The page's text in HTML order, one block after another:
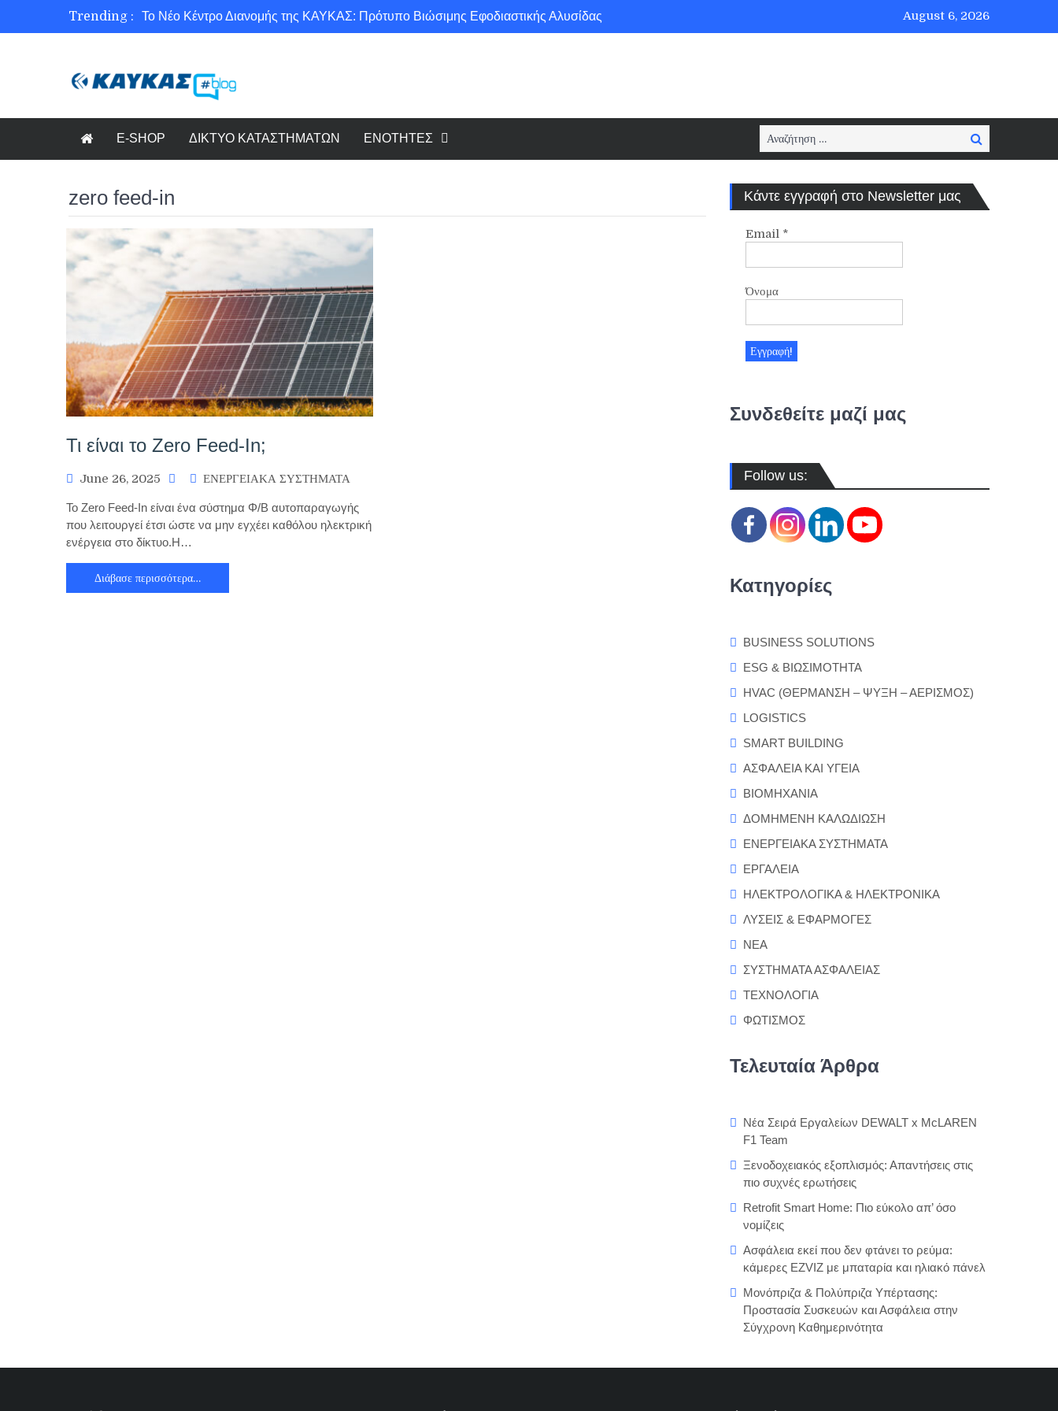
Trending :
Το Νέο Κέντρο Διανομής της ΚΑΥΚΑΣ: Πρότυπο Βιώσιμης Εφοδιαστικής Αλυσίδας
Ασφάλεια στο Διαδίκτυο για όλους!
August 6, 2026
E-SHOP ΔΙΚΤΥΟ ΚΑΤΑΣΤΗΜΑΤΩΝ ΕΝΟΤΗΤΕΣ
Search
for:
Search
zero feed-in
Τι είναι το Zero Feed-In;
June 26, 2025 ΕΝΕΡΓΕΙΑΚΑ ΣΥΣΤΗΜΑΤΑ
Το Zero Feed-In είναι ένα σύστημα Φ/Β αυτοπαραγωγής
που λειτουργεί έτσι ώστε να μην εγχέει καθόλου ηλεκτρική
ενέργεια στο δίκτυο.Η…
Διάβασε περισσότερα…
Κάντε εγγραφή στο Newsletter μας
Email *
Όνομα
Συνδεθείτε μαζί μας
Follow us:
Κατηγορίες
BUSINESS SOLUTIONS
ESG & ΒΙΩΣΙΜΟΤΗΤΑ
HVAC (ΘΕΡΜΑΝΣΗ – ΨΥΞΗ – ΑΕΡΙΣΜΟΣ)
LOGISTICS
SMART BUILDING
ΑΣΦΑΛΕΙΑ ΚΑΙ ΥΓΕΙΑ
ΒΙΟΜΗΧΑΝΙΑ
ΔΟΜΗΜΕΝΗ ΚΑΛΩΔΙΩΣΗ
ΕΝΕΡΓΕΙΑΚΑ ΣΥΣΤΗΜΑΤΑ
ΕΡΓΑΛΕΙΑ
ΗΛΕΚΤΡΟΛΟΓΙΚΑ & ΗΛΕΚΤΡΟΝΙΚΑ
ΛΥΣΕΙΣ & ΕΦΑΡΜΟΓΕΣ
ΝΕΑ
ΣΥΣΤΗΜΑΤΑ ΑΣΦΑΛΕΙΑΣ
ΤΕΧΝΟΛΟΓΙΑ
ΦΩΤΙΣΜΟΣ
Τελευταία Άρθρα
Νέα Σειρά Εργαλείων DEWALT x McLAREN
F1 Team
Ξενοδοχειακός εξοπλισμός: Απαντήσεις στις
πιο συχνές ερωτήσεις
Retrofit Smart Home: Πιο εύκολο απ’ όσο
νομίζεις
Ασφάλεια εκεί που δεν φτάνει το ρεύμα:
κάμερες EZVIZ με μπαταρία και ηλιακό πάνελ
Μονόπριζα & Πολύπριζα Υπέρτασης:
Προστασία Συσκευών και Ασφάλεια στην
Σύγχρονη Καθημερινότητα